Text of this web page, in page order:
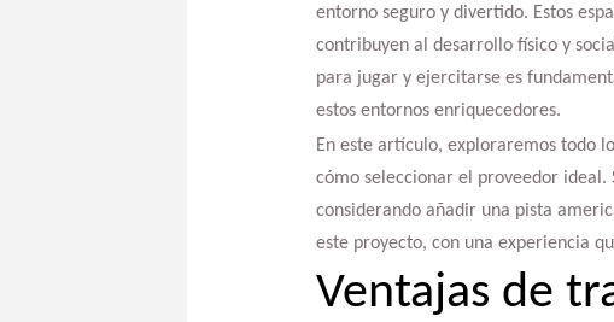
entorno seguro y divertido. Estos
contribuyen al desarrollo físico y
para jugar y ejercitarse es
estos entornos enriquecedores.
En este artículo, exploraremos todo
cómo seleccionar el proveedor ideal.
considerando añadir una pista
este proyecto, con una experiencia
Ventajas de